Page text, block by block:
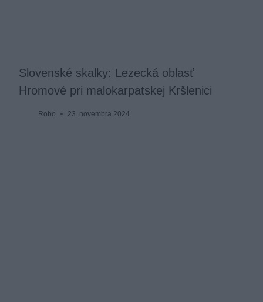
Slovenské skalky: Lezecká oblasť
Hromové pri malokarpatskej Kršlenici
Robo 23. novembra 2024